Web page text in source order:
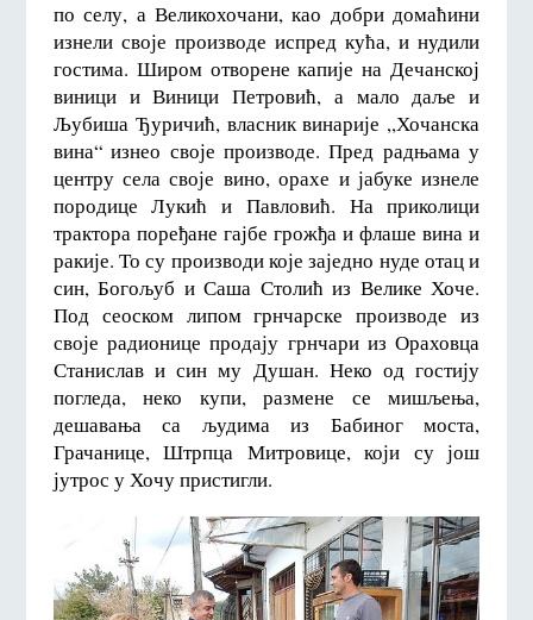
по селу, а Великохочани, као добри домаћини
изнели своје производе испред кућа, и нудили
гостима. Широм отворене капије на Дечанској
виници и Виници Петровић, а мало даље и
Љубиша Ђуричић, власник винарије ,,Хочанска
вина“ изнео своје производе. Пред радњама у
центру села своје вино, орахе и јабуке изнеле
породице Лукић и Павловић. На приколици
трактора поређане гајбе грожђа и флаше вина и
ракије. То су производи које заједно нуде отац и
син, Богољуб и Саша Столић из Велике Хоче.
Под сеоском липом грнчарске производе из
своје радионице продају грнчари из Ораховца
Станислав и син му Душан. Неко од гостију
погледа, неко купи, размене се мишљења,
дешавања са људима из Бабиног моста,
Грачанице, Штрпца Митровице, који су још
јутрос у Хочу пристигли.